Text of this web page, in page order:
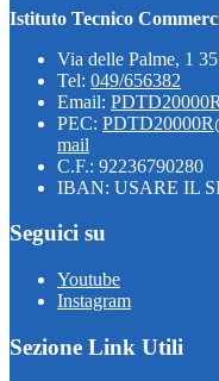
Istituto Tecnico
Via delle Palme, 1
Tel: 049/656382
Email:
PEC:
mail
C.F.: 92236790280
IBAN: USARE IL
Seguici su
Youtube
Instagram
Sezione Link Utili